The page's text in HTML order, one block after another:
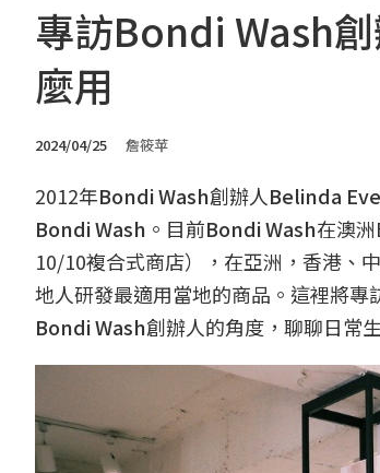
專訪Bondi Wash
麼用
2024/04/25 詹筱苹
2012年Bondi Wash創辦人Belinda
Bondi Wash 。目前Bondi Wash在澳
10/10複合式商店），在亞洲，香港、
地人研發最適用當地的商品。這裡將
Bondi Wash創辦人的角度，聊聊日常